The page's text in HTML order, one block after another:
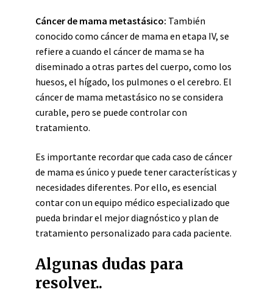
Cáncer de mama metastásico: También
conocido como cáncer de mama en etapa IV, se
refiere a cuando el cáncer de mama se ha
diseminado a otras partes del cuerpo, como los
huesos, el hígado, los pulmones o el cerebro. El
cáncer de mama metastásico no se considera
curable, pero se puede controlar con
tratamiento.
Es importante recordar que cada caso de cáncer
de mama es único y puede tener características y
necesidades diferentes. Por ello, es esencial
contar con un equipo médico especializado que
pueda brindar el mejor diagnóstico y plan de
tratamiento personalizado para cada paciente.
Algunas dudas para
resolver..